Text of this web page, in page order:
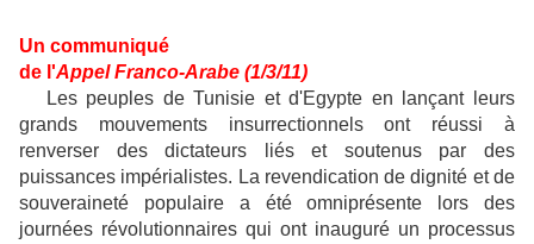
Un communiqué
de l'Appel Franco-Arabe (1/3/11)
Les peuples de Tunisie et d'Egypte en lançant leurs
grands mouvements insurrectionnels ont réussi à
renverser des dictateurs liés et soutenus par des
puissances impérialistes. La revendication de dignité et de
souveraineté populaire a été omniprésente lors des
journées révolutionnaires qui ont inauguré un processus